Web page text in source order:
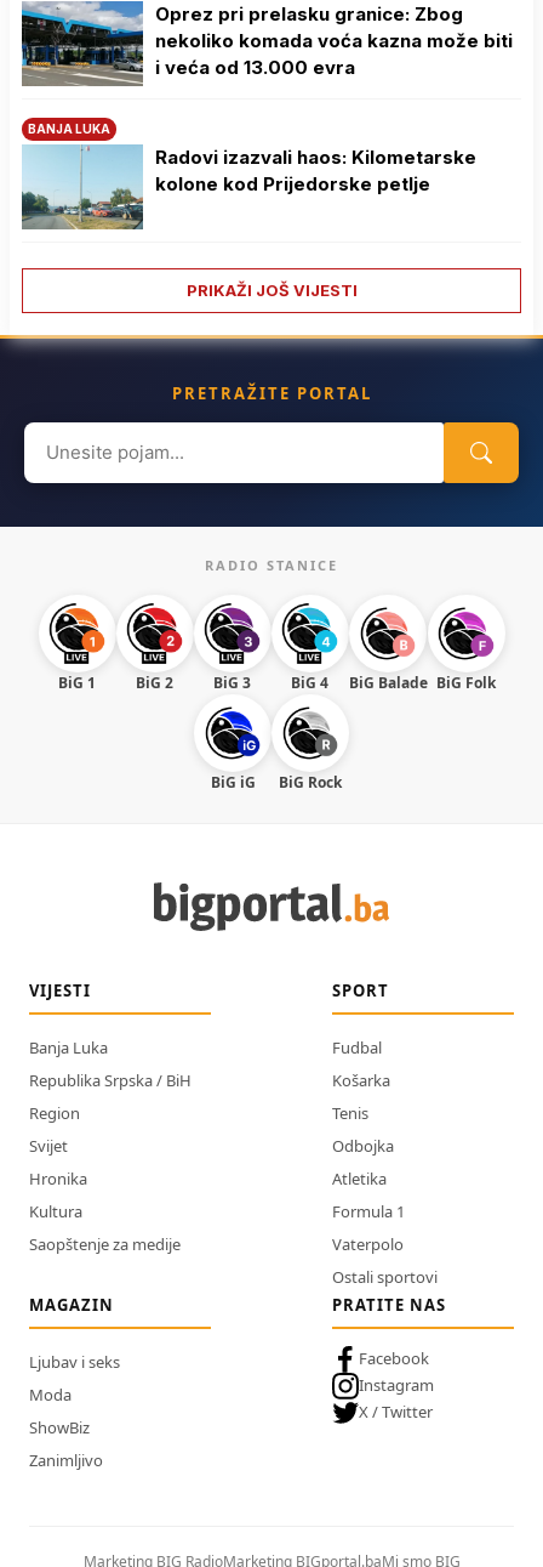
Oprez pri prelasku granice: Zbog
nekoliko komada voća kazna može biti
i veća od 13.000 evra
BANJA LUKA
Radovi izazvali haos: Kilometarske
kolone kod Prijedorske petlje
PRIKAŽI JOŠ VIJESTI
PRETRAŽITE PORTAL
Search
for:
RADIO STANICE
BiG 1 BiG 2 BiG 3 BiG 4 BiG Balade BiG Folk
BiG iG BiG Rock
VIJESTI
Banja Luka
Republika Srpska / BiH
Region
Svijet
Hronika
Kultura
Saopštenje za medije
SPORT
Fudbal
Košarka
Tenis
Odbojka
Atletika
Formula 1
Vaterpolo
Ostali sportovi
MAGAZIN
Ljubav i seks
Moda
ShowBiz
Zanimljivo
PRATITE NAS
Facebook
Instagram
X / Twitter
Marketing BIG RadioMarketing BIGportal.baMi smo BIG